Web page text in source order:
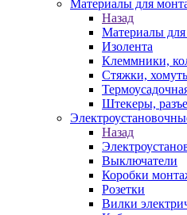
Материалы для
Назад
Материалы
Изолента
Клеммники,
Стяжки,
Штекеры,
Назад
Выключатели
Коробки
Розетки
Вилки